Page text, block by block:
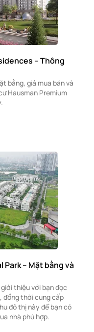
– Thông
bằng, giá mua bán và
Hausman Premium
Park – Mặt bằng và
thiệu với bạn đọc
đồng thời cung cấp
đô thị này để bạn có
nhà phù hợp.